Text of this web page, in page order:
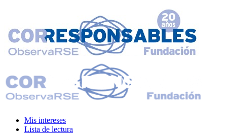
Mis intereses
Lista de lectura